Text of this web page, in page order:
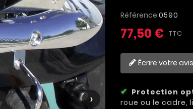
›
Référence 0590
77,50 € TTC
Écrire votre avis
Protection
roue ou le cadre,